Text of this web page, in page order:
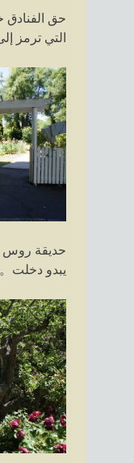
حق الفنادق
التي ترمز
حديقة روس
يبدو دخلت。